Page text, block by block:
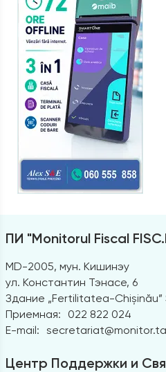
ПИ "Monitorul Fiscal
MD-2005, мун. Кишинэу
ул. Константин Тэнасе, 6
Здание „Fertilitatea-
Приемная:
022 822 024
E-mail:
Центр Поддержки и